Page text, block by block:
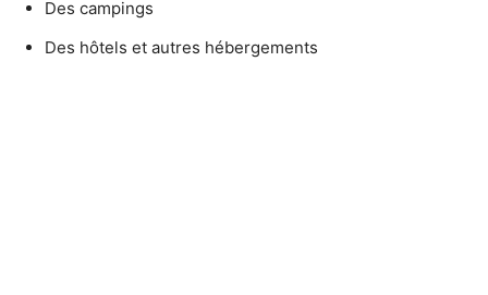
Des campings
Des hôtels et autres hébergements